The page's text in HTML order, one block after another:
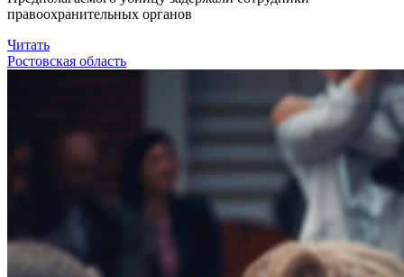
правоохранительных органов
Читать
Ростовская область